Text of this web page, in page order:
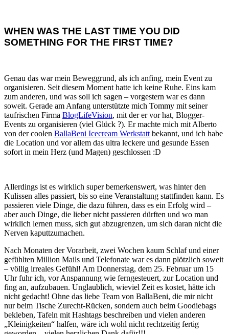
WHEN WAS THE LAST TIME YOU DID
SOMETHING FOR THE FIRST TIME?
Genau das war mein Beweggrund, als ich anfing, mein Event zu
organisieren. Seit diesem Moment hatte ich keine Ruhe. Eins kam
zum anderen, und was soll ich sagen – vorgestern war es dann
soweit. Gerade am Anfang unterstützte mich Tommy mit seiner
taufrischen Firma BlogLifeVision, mit der er vor hat, Blogger-
Events zu organisieren (viel Glück ?). Er machte mich mit Alberto
von der coolen BallaBeni Icecream Werkstatt bekannt, und ich habe
die Location und vor allem das ultra leckere und gesunde Essen
sofort in mein Herz (und Magen) geschlossen :D
Allerdings ist es wirklich super bemerkenswert, was hinter den
Kulissen alles passiert, bis so eine Veranstaltung stattfinden kann. Es
passieren viele Dinge, die dazu führen, dass es ein Erfolg wird –
aber auch Dinge, die lieber nicht passieren dürften und wo man
wirklich lernen muss, sich gut abzugrenzen, um sich daran nicht die
Nerven kaputtzumachen.
Nach Monaten der Vorarbeit, zwei Wochen kaum Schlaf und einer
gefühlten Million Mails und Telefonate war es dann plötzlich soweit
– völlig irreales Gefühl! Am Donnerstag, dem 25. Februar um 15
Uhr fuhr ich, vor Anspannung wie ferngesteuert, zur Location und
fing an, aufzubauen. Unglaublich, wieviel Zeit es kostet, hätte ich
nicht gedacht! Ohne das liebe Team von BallaBeni, die mir nicht
nur beim Tische Zurecht-Rücken, sondern auch beim Goodiebags
bekleben, Tafeln mit Hashtags beschreiben und vielen anderen
„Kleinigkeiten“ halfen, wäre ich wohl nicht rechtzeitig fertig